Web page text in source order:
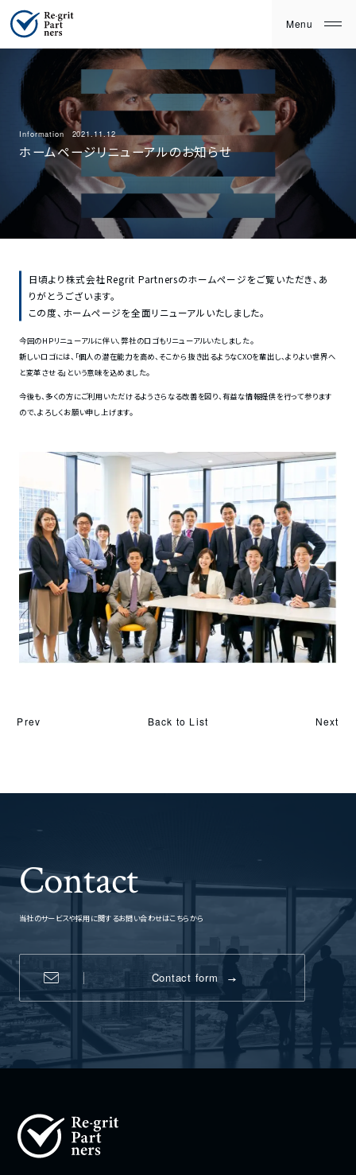
Information 2021.11.12
ホームページリニューアルのお知らせ
日頃より株式会社Regrit Partnersのホームページをご覧いただき、あ
りがとうございます。
この度、ホームページを全面リニューアルいたしました。
今回のHPリニューアルに伴い、弊社のロゴもリニューアルいたしました。
新しいロゴには、「個人の潜在能力を高め、そこから抜き出るようなCXOを輩出し、よりよい世界へ
と変革させる」という意味を込めました。
今後も、多くの方にご利用いただけるようさらなる改善を図り、有益な情報提供を行って参ります
ので、よろしくお願い申し上げます。
Prev Back to List Next
Contact
当社のサービスや採用に関するお問い合わせはこちらから
Contact form